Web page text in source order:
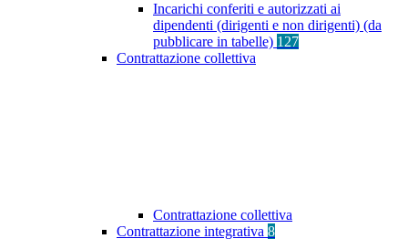
Incarichi conferiti e autorizzati ai
dipendenti (dirigenti e non dirigenti) (da
pubblicare in tabelle) 127
Contrattazione collettiva
Contrattazione collettiva
Contrattazione integrativa 8